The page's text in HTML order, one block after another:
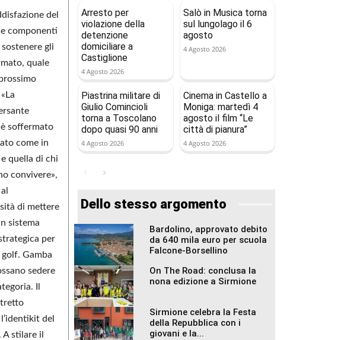
del
componenti
gli
quale
è soffermato
come in
quella di chi
convivere»,
di mettere
sistema
per
Gamba
sedere
Il
del
stilare il
Arresto per
violazione della
detenzione
domiciliare a
Castiglione
4 Agosto 2026
Salò in Musica torna
sul lungolago il 6
agosto
4 Agosto 2026
Piastrina militare di
Giulio Comincioli
torna a Toscolano
dopo quasi 90 anni
4 Agosto 2026
Cinema in Castello a
Moniga: martedì 4
agosto il film “Le
città di pianura”
4 Agosto 2026
Dello stesso argomento
Bardolino, approvato debito
da 640 mila euro per scuola
Falcone-Borsellino
On The Road: conclusa la
nona edizione a Sirmione
Sirmione celebra la Festa
della Repubblica con i
giovani e la...